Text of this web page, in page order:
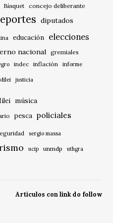
Básquet concejo deliberante
diputados
educación elecciones
nacional gremiales
indec inflación informe
justicia
música
pesca policiales
sergio massa
ucip unmdp
uthgra
Articulos con link do follow